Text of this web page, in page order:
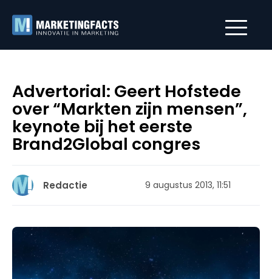
Advertorial: Geert Hofstede
over “Markten zijn mensen”,
keynote bij het eerste
Brand2Global congres
Redactie 9 augustus 2013, 11:51